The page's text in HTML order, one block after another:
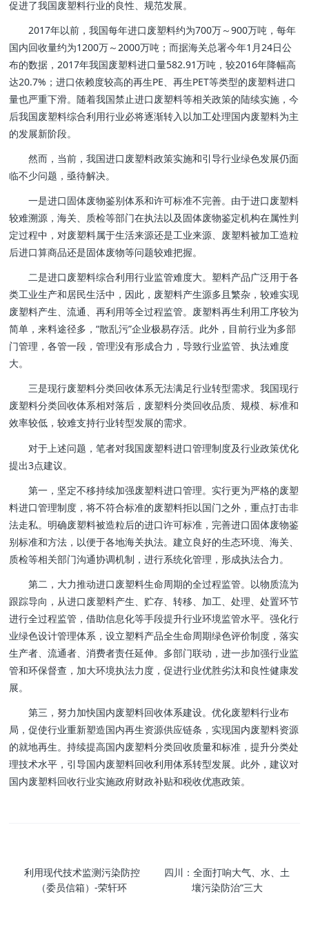
促进了我国废塑料行业的良性、规范发展。
2017年以前，我国每年进口废塑料约为700万～900万吨，每年
国内回收量约为1200万～2000万吨；而据海关总署今年1月24日公
布的数据，2017年我国废塑料进口量582.91万吨，较2016年降幅高
达20.7%；进口依赖度较高的再生PE、再生PET等类型的废塑料进口
量也严重下滑。随着我国禁止进口废塑料等相关政策的陆续实施，今
后我国废塑料综合利用行业必将逐渐转入以加工处理国内废塑料为主
的发展新阶段。
然而，当前，我国进口废塑料政策实施和引导行业绿色发展仍面
临不少问题，亟待解决。
一是进口固体废物鉴别体系和许可标准不完善。由于进口废塑料
较难溯源，海关、质检等部门在执法以及固体废物鉴定机构在属性判
定过程中，对废塑料属于生活来源还是工业来源、废塑料被加工造粒
后进口算商品还是固体废物等问题较难把握。
二是进口废塑料综合利用行业监管难度大。塑料产品广泛用于各
类工业生产和居民生活中，因此，废塑料产生源多且繁杂，较难实现
废塑料产生、流通、再利用等全过程监管。废塑料再生利用工序较为
简单，来料途径多，“散乱污”企业极易存活。此外，目前行业为多部
门管理，各管一段，管理没有形成合力，导致行业监管、执法难度
大。
三是现行废塑料分类回收体系无法满足行业转型需求。我国现行
废塑料分类回收体系相对落后，废塑料分类回收品质、规模、标准和
效率较低，较难支持行业转型发展的需求。
对于上述问题，笔者对我国废塑料进口管理制度及行业政策优化
提出3点建议。
第一，坚定不移持续加强废塑料进口管理。实行更为严格的废塑
料进口管理制度，将不符合标准的废塑料拒以国门之外，重点打击非
法走私。明确废塑料被造粒后的进口许可标准，完善进口固体废物鉴
别标准和方法，以便于各地海关执法。建立良好的生态环境、海关、
质检等相关部门沟通协调机制，进行系统化管理，形成执法合力。
第二，大力推动进口废塑料生命周期的全过程监管。以物质流为
跟踪导向，从进口废塑料产生、贮存、转移、加工、处理、处置环节
进行全过程监管，借助信息化等手段提升行业环境监管水平。强化行
业绿色设计管理体系，设立塑料产品全生命周期绿色评价制度，落实
生产者、流通者、消费者责任延伸。多部门联动，进一步加强行业监
管和环保督查，加大环境执法力度，促进行业优胜劣汰和良性健康发
展。
第三，努力加快国内废塑料回收体系建设。优化废塑料行业布
局，促使行业重新塑造国内再生资源供应链条，实现国内废塑料资源
的就地再生。持续提高国内废塑料分类回收质量和标准，提升分类处
理技术水平，引导国内废塑料回收利用体系转型发展。此外，建议对
国内废塑料回收行业实施政府财政补贴和税收优惠政策。
利用现代技术监测污染防控
（委员信箱）-荣轩环
四川：全面打响大气、水、土
壤污染防治“三大